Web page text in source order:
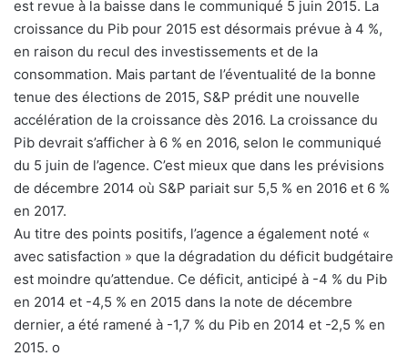
est revue à la baisse dans le communiqué 5 juin 2015. La
croissance du Pib pour 2015 est désormais prévue à 4 %,
en raison du recul des investissements et de la
consommation. Mais partant de l’éventualité de la bonne
tenue des élections de 2015, S&P prédit une nouvelle
accélération de la croissance dès 2016. La croissance du
Pib devrait s’afficher à 6 % en 2016, selon le communiqué
du 5 juin de l’agence. C’est mieux que dans les prévisions
de décembre 2014 où S&P pariait sur 5,5 % en 2016 et 6 %
en 2017.
Au titre des points positifs, l’agence a également noté «
avec satisfaction » que la dégradation du déficit budgétaire
est moindre qu’attendue. Ce déficit, anticipé à -4 % du Pib
en 2014 et -4,5 % en 2015 dans la note de décembre
dernier, a été ramené à -1,7 % du Pib en 2014 et -2,5 % en
2015. o